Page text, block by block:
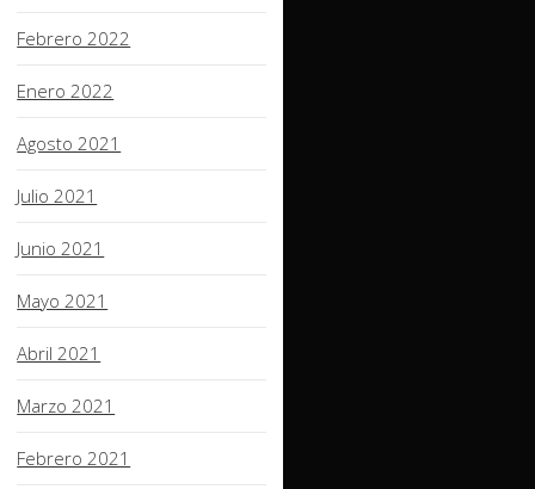
Febrero 2022
Enero 2022
Agosto 2021
Julio 2021
Junio 2021
Mayo 2021
Abril 2021
Marzo 2021
Febrero 2021